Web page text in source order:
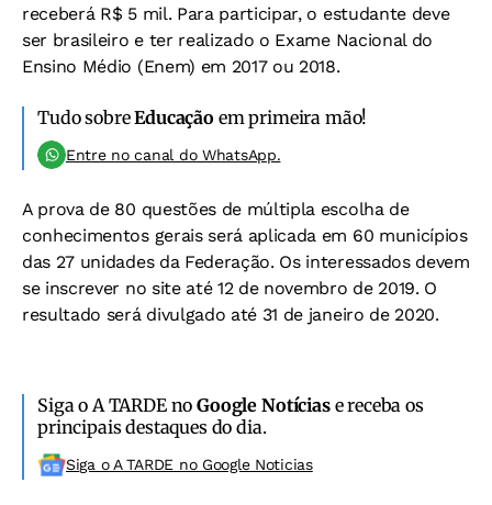
receberá R$ 5 mil. Para participar, o estudante deve
ser brasileiro e ter realizado o Exame Nacional do
Ensino Médio (Enem) em 2017 ou 2018.
Tudo sobreEducação em primeira mão!
Entre no canal do WhatsApp.
A prova de 80 questões de múltipla escolha de
conhecimentos gerais será aplicada em 60 municípios
das 27 unidades da Federação. Os interessados devem
se inscrever no site até 12 de novembro de 2019. O
resultado será divulgado até 31 de janeiro de 2020.
Siga o A TARDE noGoogle Notíciase receba os
principais destaques do dia.
Siga o A TARDE no Google Noticias